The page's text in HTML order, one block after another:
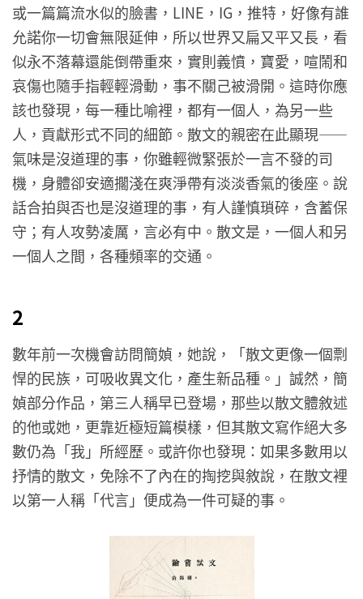
或一篇篇流水似的臉書，LINE，IG，推特，好像有誰
允諾你一切會無限延伸，所以世界又扁又平又長，看
似永不落幕還能倒帶重來，實則義憤，寶愛，喧鬧和
哀傷也隨手指輕輕滑動，事不關己被滑開。這時你應
該也發現，每一種比喻裡，都有一個人，為另一些
人，貢獻形式不同的細節。散文的親密在此顯現——
氣味是沒道理的事，你雖輕微緊張於一言不發的司
機，身體卻安適擱淺在爽淨帶有淡淡香氣的後座。說
話合拍與否也是沒道理的事，有人謹慎瑣碎，含蓄保
守；有人攻勢凌厲，言必有中。散文是，一個人和另
一個人之間，各種頻率的交通。
2
數年前一次機會訪問簡媜，她說，「散文更像一個剽
悍的民族，可吸收異文化，產生新品種。」誠然，簡
媜部分作品，第三人稱早已登場，那些以散文體敘述
的他或她，更靠近極短篇模樣，但其散文寫作絕大多
數仍為「我」所經歷。或許你也發現：如果多數用以
抒情的散文，免除不了內在的掏挖與敘說，在散文裡
以第一人稱「代言」便成為一件可疑的事。